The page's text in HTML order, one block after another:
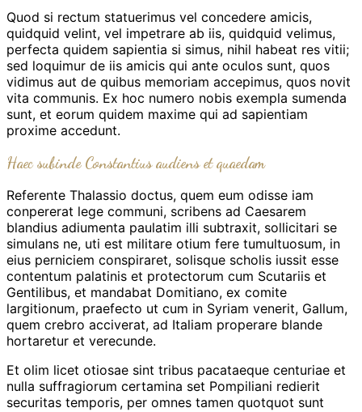
Quod si rectum statuerimus vel concedere amicis,
quidquid velint, vel impetrare ab iis, quidquid velimus,
perfecta quidem sapientia si simus, nihil habeat res vitii;
sed loquimur de iis amicis qui ante oculos sunt, quos
vidimus aut de quibus memoriam accepimus, quos novit
vita communis. Ex hoc numero nobis exempla sumenda
sunt, et eorum quidem maxime qui ad sapientiam
proxime accedunt.
Haec subinde Constantius audiens et quaedam
Referente Thalassio doctus, quem eum odisse iam
conpererat lege communi, scribens ad Caesarem
blandius adiumenta paulatim illi subtraxit, sollicitari se
simulans ne, uti est militare otium fere tumultuosum, in
eius perniciem conspiraret, solisque scholis iussit esse
contentum palatinis et protectorum cum Scutariis et
Gentilibus, et mandabat Domitiano, ex comite
largitionum, praefecto ut cum in Syriam venerit, Gallum,
quem crebro acciverat, ad Italiam properare blande
hortaretur et verecunde.
Et olim licet otiosae sint tribus pacataeque centuriae et
nulla suffragiorum certamina set Pompiliani redierit
securitas temporis, per omnes tamen quotquot sunt